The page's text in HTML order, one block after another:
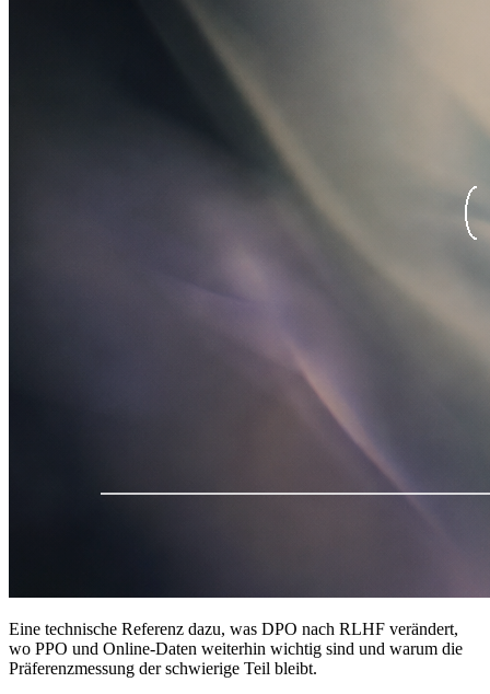
Eine technische Referenz dazu, was DPO nach RLHF verändert,
wo PPO und Online-Daten weiterhin wichtig sind und warum die
Präferenzmessung der schwierige Teil bleibt.